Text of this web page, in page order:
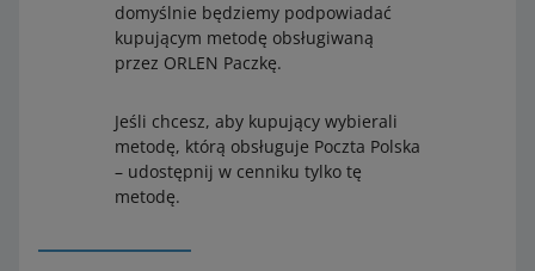
domyślnie będziemy podpowiadać
kupującym metodę obsługiwaną
przez ORLEN Paczkę.
Jeśli chcesz, aby kupujący wybierali
metodę, którą obsługuje Poczta Polska
– udostępnij w cenniku tylko tę
metodę.